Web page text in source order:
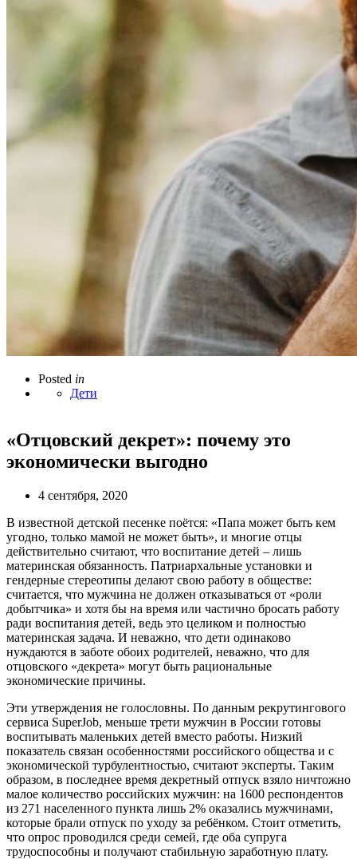
Posted in
Дети
«Отцовский декрет»: почему это
экономически выгодно
4 сентября, 2020
В известной детской песенке поётся: «Папа может быть кем
угодно, только мамой не может быть», и многие отцы
действительно считают, что воспитание детей – лишь
материнская обязанность. Патриархальные установки и
гендерные стереотипы делают свою работу в обществе:
считается, что мужчина не должен отказываться от «роли
добытчика» и хотя бы на время или частично бросать работу
ради воспитания детей, ведь это целиком и полностью
материнская задача. И неважно, что дети одинаково
нуждаются в заботе обоих родителей, неважно, что для
отцовского «декрета» могут быть рациональные
экономические причины.
Эти утверждения не голословны. По данным рекрутингового
сервиса SuperJob, меньше трети мужчин в России готовы
воспитывать маленьких детей вместо работы. Низкий
показатель связан особенностями российского общества и с
экономической турбулентностью, считают эксперты. Таким
образом, в последнее время декретный отпуск взяло ничтожно
малое количество российских мужчин: на 1600 респондентов
из 271 населенного пункта лишь 2% оказались мужчинами,
которые брали отпуск по уходу за ребёнком. Стоит отметить,
что опрос проводился среди семей, где оба супруга
трудоспособны и получают стабильную заработную плату.